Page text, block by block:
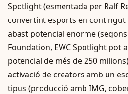
Spotlight (esmentada per Ralf
convertint esports en contingut
abast potencial enorme
Foundation, EWC Spotlight pot
potencial de més de 250
activació de creators amb un
tipus (producció amb IMG,